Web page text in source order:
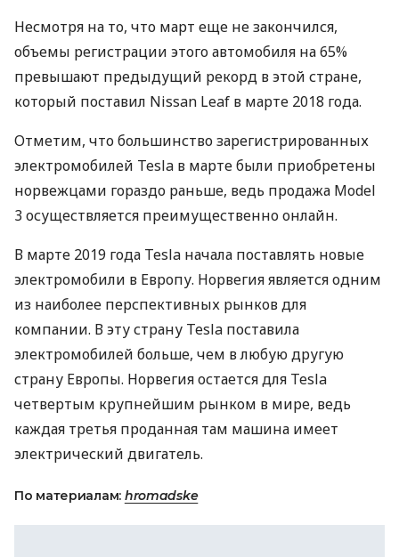
Несмотря на то, что март еще не закончился,
объемы регистрации этого автомобиля на 65%
превышают предыдущий рекорд в этой стране,
который поставил Nissan Leaf в марте 2018 года.
Отметим, что большинство зарегистрированных
электромобилей Tesla в марте были приобретены
норвежцами гораздо раньше, ведь продажа Model
3 осуществляется преимущественно онлайн.
В марте 2019 года Tesla начала поставлять новые
электромобили в Европу. Норвегия является одним
из наиболее перспективных рынков для
компании. В эту страну Tesla поставила
электромобилей больше, чем в любую другую
страну Европы. Норвегия остается для Tesla
четвертым крупнейшим рынком в мире, ведь
каждая третья проданная там машина имеет
электрический двигатель.
По материалам: hromadske